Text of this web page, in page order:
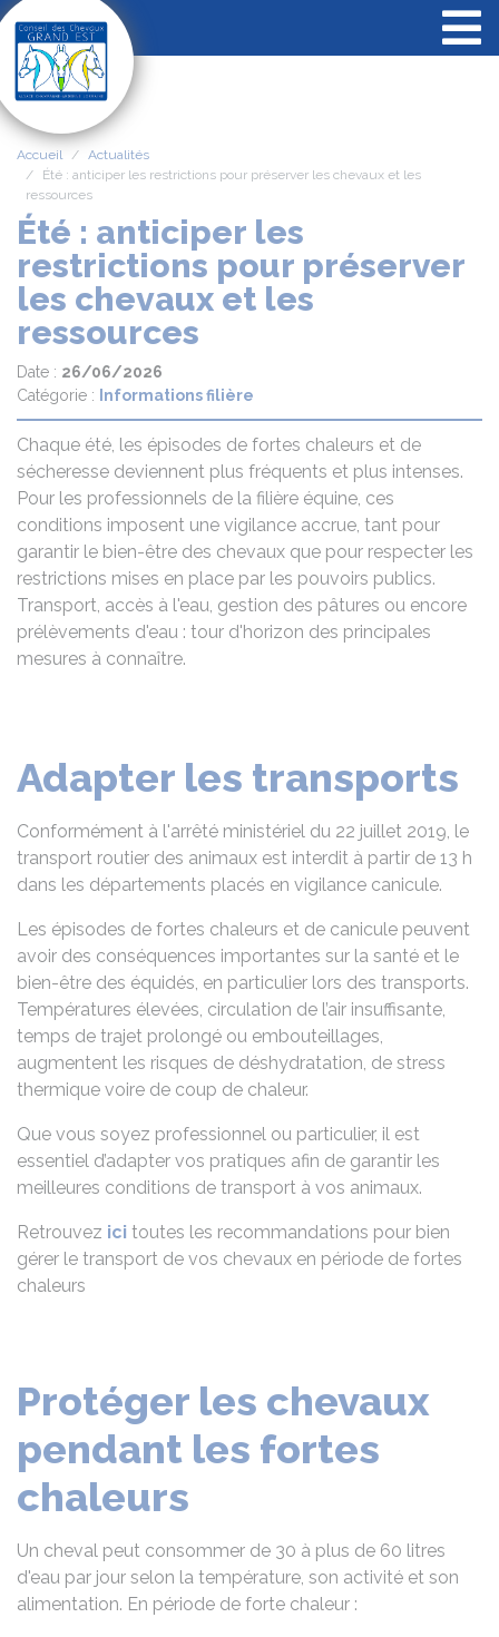
Accueil
Actualités
Été : anticiper les restrictions pour préserver les chevaux et les
ressources
Été : anticiper les
restrictions pour préserver
les chevaux et les
ressources
Date : 26/06/2026
Catégorie :
Informations filière
Chaque été, les épisodes de fortes chaleurs et de
sécheresse deviennent plus fréquents et plus intenses.
Pour les professionnels de la filière équine, ces
conditions imposent une vigilance accrue, tant pour
garantir le bien-être des chevaux que pour respecter les
restrictions mises en place par les pouvoirs publics.
Transport, accès à l'eau, gestion des pâtures ou encore
prélèvements d'eau : tour d'horizon des principales
mesures à connaître.
Adapter les transports
Conformément à l'arrêté ministériel du 22 juillet 2019, le
transport routier des animaux est interdit à partir de 13 h
dans les départements placés en vigilance canicule.
Les épisodes de fortes chaleurs et de canicule peuvent
avoir des conséquences importantes sur la santé et le
bien-être des équidés, en particulier lors des transports.
Températures élevées, circulation de l’air insuffisante,
temps de trajet prolongé ou embouteillages,
augmentent les risques de déshydratation, de stress
thermique voire de coup de chaleur.
Que vous soyez professionnel ou particulier, il est
essentiel d’adapter vos pratiques afin de garantir les
meilleures conditions de transport à vos animaux.
Retrouvez ici toutes les recommandations pour bien
gérer le transport de vos chevaux en période de fortes
chaleurs
Protéger les chevaux
pendant les fortes
chaleurs
Un cheval peut consommer de 30 à plus de 60 litres
d'eau par jour selon la température, son activité et son
alimentation. En période de forte chaleur :
Panneau de gestion des cookies